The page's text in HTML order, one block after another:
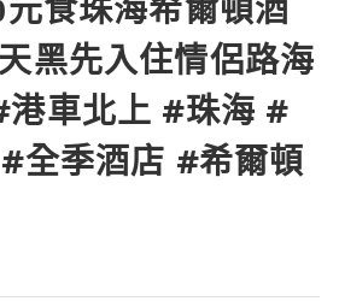
黑先入住情侶路海
車北上 #珠海 #
全季酒店 #希爾頓